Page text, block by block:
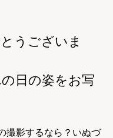
うございま
日の姿をお写
撮影するなら？いぬづ